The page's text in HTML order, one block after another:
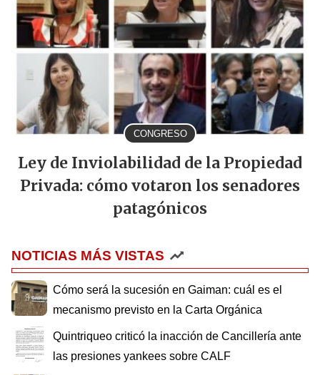
CONGRESO
Ley de Inviolabilidad de la Propiedad
Privada: cómo votaron los senadores
patagónicos
NOTICIAS MÁS VISTAS
Cómo será la sucesión en Gaiman: cuál es el
mecanismo previsto en la Carta Orgánica
Quintriqueo criticó la inacción de Cancillería ante
las presiones yankees sobre CALF